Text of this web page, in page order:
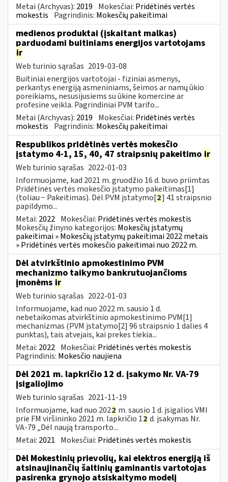
Metai (Archyvas): 2019 Mokesčiai: Pridėtinės vertės
mokestis Pagrindinis: Mokesčių pakeitimai
medienos produktai (įskaitant malkas)
parduodami buitiniams energijos vartotojams
ir
Web turinio sąrašas 2019-03-08
Buitiniai energijos vartotojai - fiziniai asmenys,
perkantys energiją asmeniniams, šeimos ar namų ūkio
poreikiams, nesusijusiems su ūkine komercine ar
profesine veikla. Pagrindiniai PVM tarifo...
Metai (Archyvas): 2019 Mokesčiai: Pridėtinės vertės
mokestis Pagrindinis: Mokesčių pakeitimai
Respublikos pridėtinės vertės mokesčio
įstatymo 4-1, 15, 40, 47 straipsnių pakeitimo ir
Web turinio sąrašas 2022-01-03
Informuojame, kad 2021 m. gruodžio 16 d. buvo priimtas
Pridėtinės vertės mokesčio įstatymo pakeitimas[1]
(toliau − Pakeitimas). Dėl PVM įstatymo[2] 41 straipsnio
papildymo...
Metai: 2022 Mokesčiai: Pridėtinės vertės mokestis
Mokesčių žinyno kategorijos: Mokesčių įstatymų
pakeitimai » Mokesčių įstatymų pakeitimai 2022 metais
» Pridėtinės vertės mokesčio pakeitimai nuo 2022 m.
Dėl atvirkštinio apmokestinimo PVM
mechanizmo taikymo bankrutuojančioms
įmonėms ir
Web turinio sąrašas 2022-01-03
Informuojame, kad nuo 2022 m. sausio 1 d.
nebetaikomas atvirkštinio apmokestinimo PVM[1]
mechanizmas (PVM įstatymo[2] 96 straipsnio 1 dalies 4
punktas), tais atvejais, kai prekes tiekia...
Metai: 2022 Mokesčiai: Pridėtinės vertės mokestis
Pagrindinis: Mokesčio naujiena
Dėl 2021 m. lapkričio 12 d. įsakymo Nr. VA-79
įsigaliojimo
Web turinio sąrašas 2021-11-19
Informuojame, kad nuo 2022 m. sausio 1 d. įsigalios VMI
prie FM viršininko 2021 m. lapkričio 12 d. įsakymas Nr.
VA-79 „Dėl naują transporto...
Metai: 2021 Mokesčiai: Pridėtinės vertės mokestis
Dėl Mokestinių prievolių, kai elektros energiją iš
atsinaujinančių šaltinių gaminantis vartotojas
pasirenka grynojo atsiskaitymo modelį